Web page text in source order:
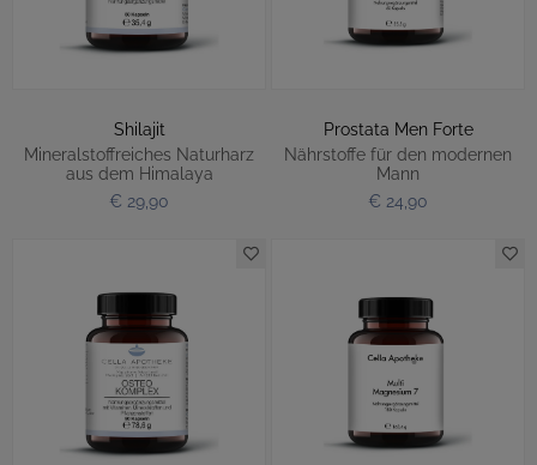
Shilajit
Mineralstoffreiches Naturharz
aus dem Himalaya
€ 29,90
Prostata Men Forte
Nährstoffe für den modernen
Mann
€ 24,90